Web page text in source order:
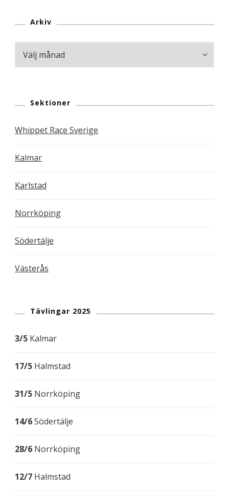
Arkiv
Sektioner
Whippet Race Sverige
Kalmar
Karlstad
Norrköping
Södertälje
Västerås
Tävlingar 2025
3/5 Kalmar
17/5 Halmstad
31/5 Norrköping
14/6Södertälje
28/6 Norrköping
12/7 Halmstad